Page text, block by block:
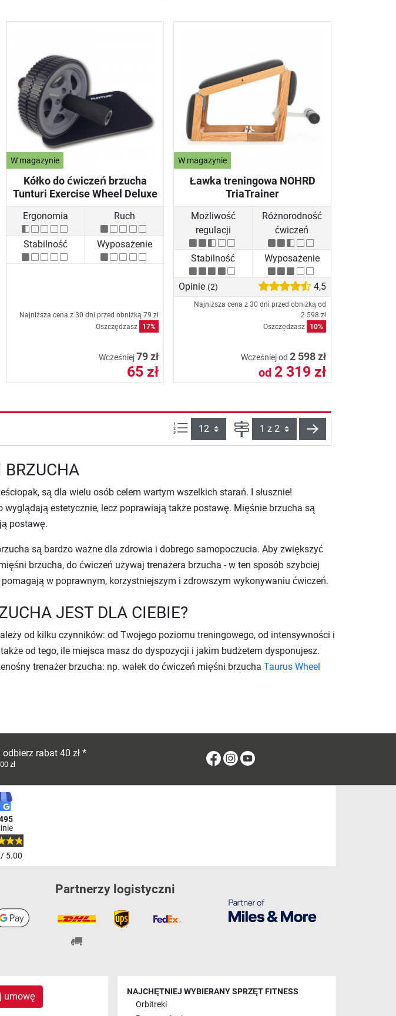
W magazynie
Kółko do ćwiczeń brzucha
Tunturi Exercise Wheel Deluxe
Ergonomia Ruch
Stabilność Wyposażenie
Najniższa cena z 30 dni przed obniżką 79 zł
Oszczędzasz
17%
Wcześniej79 zł
65 zł
W magazynie
Ławka treningowa NOHRD
TriaTrainer
Możliwość
regulacji
Różnorodność
ćwiczeń
Stabilność Wyposażenie
Opinie (2) 4,5
Najniższa cena z 30 dni przed obniżką od
2 598 zł
Oszczędzasz
10%
Wcześniej od 2 598 zł
od 2 319 zł
Ilości produktów na stronie:
Strona Dalej
są dla wielu osób celem wartym wszelkich starań. I słusznie!
estetycznie, lecz poprawiają także postawę. Mięśnie brzucha są
postawę.
są bardzo ważne dla zdrowia i dobrego samopoczucia. Aby zwiększyć
brzucha, do ćwiczeń używaj trenażera brzucha - w ten sposób szybciej
w poprawnym, korzystniejszym i zdrowszym wykonywaniu ćwiczeń.
JEST DLA CIEBIE?
od kilku czynników: od Twojego poziomu treningowego, od intensywności i
od tego, ile miejsca masz do dyspozycji i jakim budżetem dysponujesz.
trenażer brzucha: np. wałek do ćwiczeń mięśni brzucha Taurus Wheel
rabat 40 zł *
zł
FacebookInstagram
/ 5.00
Partnerzy logistyczni
umowę
NAJCHĘTNIEJ WYBIERANY SPRZĘT FITNESS
Orbitreki